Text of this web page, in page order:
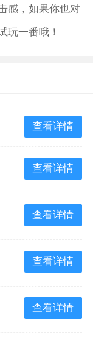
感，如果你也对
玩一番哦！
查看详情
查看详情
查看详情
查看详情
查看详情